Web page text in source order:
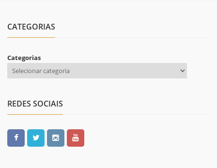
CATEGORIAS
Categorias
REDES SOCIAIS